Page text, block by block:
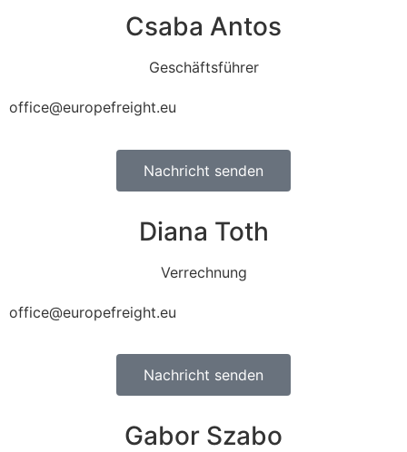
Csaba Antos
Geschäftsführer
office@europefreight.eu
Nachricht senden
Diana Toth
Verrechnung
office@europefreight.eu
Nachricht senden
Gabor Szabo